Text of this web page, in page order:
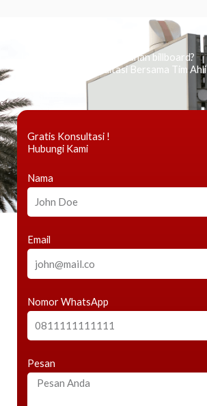
Ingin tahu tentang periklanan billboard?
Kami Berikan Konsultasi Bersama Tim Ahli
Gratis Konsultasi !
Hubungi Kami
Nama
Email
Nomor WhatsApp
Pesan